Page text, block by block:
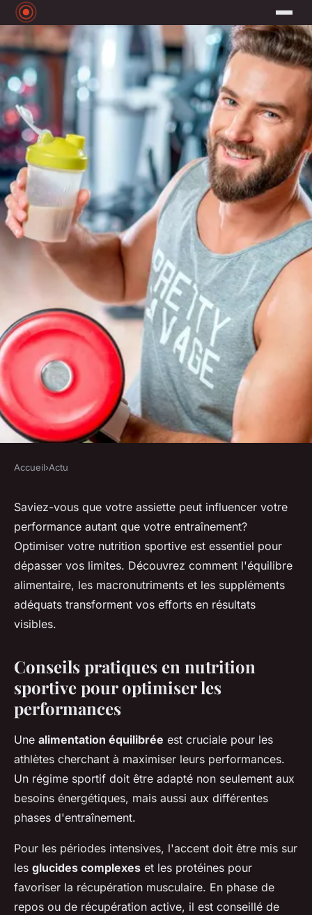
Nutrition sportive : les
essentiels pour booster votre
entraînement
Clémence•6 mars 2024•3 min de lecture
Accueil›Actu
Saviez-vous que votre assiette peut influencer votre
performance autant que votre entraînement?
Optimiser votre nutrition sportive est essentiel pour
dépasser vos limites. Découvrez comment l'équilibre
alimentaire, les macronutriments et les suppléments
adéquats transforment vos efforts en résultats
visibles.
Conseils pratiques en nutrition
sportive pour optimiser les
performances
Une alimentation équilibrée est cruciale pour les
athlètes cherchant à maximiser leurs performances.
Un régime sportif doit être adapté non seulement aux
besoins énergétiques, mais aussi aux différentes
phases d'entraînement.
Pour les périodes intensives, l'accent doit être mis sur
les glucides complexes et les protéines pour
favoriser la récupération musculaire. En phase de
repos ou de récupération active, il est conseillé de